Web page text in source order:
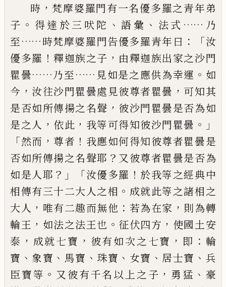
時 ， 梵摩婆羅門有一名優多羅之青年弟
子 。 得達於三吠陀 、語彙 、 法式 …… 乃
至……時梵摩婆羅門告優多羅青年曰 ：「汝
優多羅 ！釋迦族之子 ， 由釋迦族出家之沙門
瞿曇……乃至…… 見如是之應供為幸運 。 如
今 ， 汝往沙門瞿曇處見彼尊者瞿曇 ， 可知其
是否如所傳揚之名聲 ， 彼沙門瞿曇是否為如
是之人 ， 依此 ， 我等可得知彼沙門瞿曇 。」
「然而 ， 尊者 ！ 我應如何得知彼尊者瞿曇是
否如所傳揚之名聲耶 ？ 又彼尊者瞿曇是否為
如是人耶 ？」「汝優多羅 ！ 於我等之經典中
相傳有三十二大人之相 。 成就此等之諸相之
大人 ， 唯有二趣而無他 ： 若為在家 ， 則為轉
輪王 ， 如法之法王也 。 征伏四方 ， 使國土安
泰 ， 成就七寶 ， 彼有如次之七寶 ， 即 ： 輪
寶 、 象寶 、 馬寶 、 珠寶 、 女寶 、 居士寶 、 兵
臣寶等 。 又彼有千名以上之子 ， 勇猛 、 豪